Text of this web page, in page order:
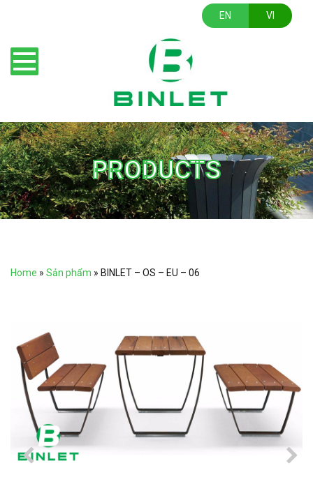
EN VI
PRODUCTS
Home » Sản phẩm » BINLET – OS – EU – 06